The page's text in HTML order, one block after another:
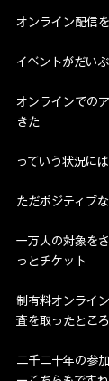
オンライン配信
イベントがだい
オンラインでの
きた
っていう状況に
ただポジティブな
一万人の対象を
っとチケット
制有料オンライ
査を取ったところ
二千二十年の参